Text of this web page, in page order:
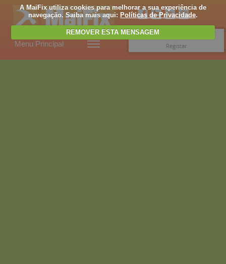
A MaiFix utiliza cookies para melhorar a sua experiência de
navegação. Saiba mais aqui: Políticas de Privacidade.
REMOVER ESTA MENSAGEM
Menu Principal
Registar